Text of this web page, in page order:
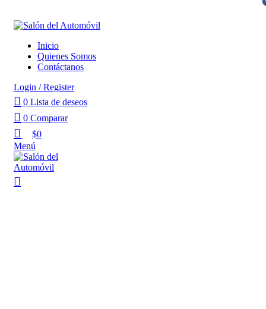
Inicio
Quienes Somos
Contáctanos
Login / Register
0 Lista de deseos
0 Comparar
$0
Menú